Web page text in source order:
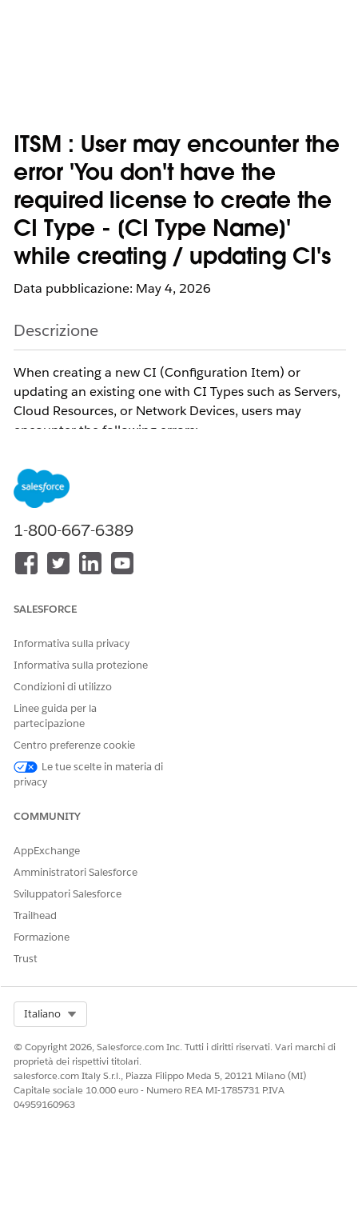
ITSM : User may encounter the
error 'You don't have the
required license to create the
CI Type - [CI Type Name]'
while creating / updating CI's
Data pubblicazione: May 4, 2026
Descrizione
When creating a new CI (Configuration Item) or
updating an existing one with CI Types such as Servers,
Cloud Resources, or Network Devices, users may
encounter the following errors:
CI Type – [CI Type Name]"
"You don't have the required license to update
the CI Type – [CI Type Name]"
Risoluzione
Resources, or Network Devices requires the
Configuration Items (CIs).
Enterprise CIs encompass any configuration item that is not
an end-user endpoint such as Servers, Cloud Resources,
Application Services, and Network Devices and more.
For more details, refer to:
Usage & Digital Wallet
Numero articolo Knowledge
QUESTO ARTICOLO HA RISOLTO IL PROBLEMA?
Facci sapere, così possiamo migliorare!
1-800-667-6389
SALESFORCE
Informativa sulla privacy
Informativa sulla protezione
Condizioni di utilizzo
Linee guida per la
partecipazione
Centro preferenze cookie
Le tue scelte in materia di
privacy
COMMUNITY
AppExchange
Amministratori Salesforce
Sviluppatori Salesforce
Trailhead
Formazione
Trust
Italiano
© Copyright 2026, Salesforce.com Inc. Tutti i diritti riservati. Vari marchi di
proprietà dei rispettivi titolari.
salesforce.com Italy S.r.l., Piazza Filippo Meda 5, 20121 Milano (MI)
Capitale sociale 10.000 euro - Numero REA MI-1785731 P.IVA
04959160963